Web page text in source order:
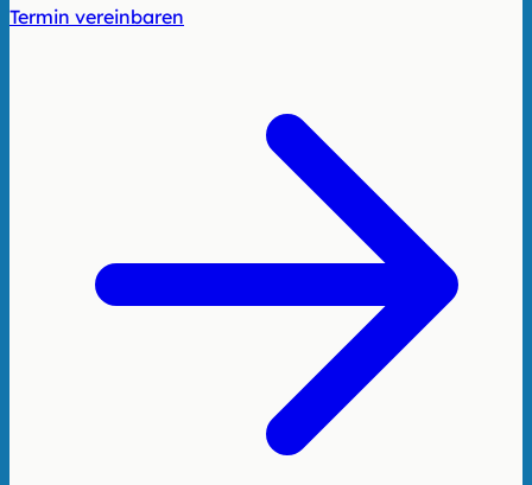
Termin vereinbaren